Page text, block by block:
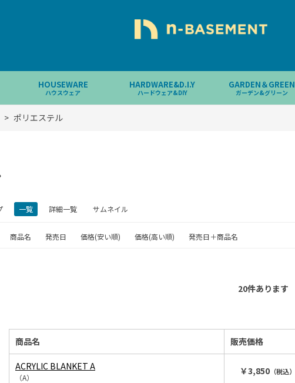
HOUSEWARE
ハウスウェア
HARDWARE&D.I.Y
ハードウェア&DIY
GARDEN＆GREEN
ガーデン&グリーン
> ポリエステル
一覧 詳細一覧 サムネイル
商品名 発売日 価格(安い順) 価格(高い順) 発売日＋商品名
20件あります
商品名 販売価格
ACRYLIC BLANKET A
（A）
￥3,850 （税込）